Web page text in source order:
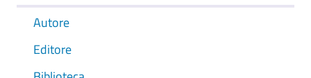
Autore
Editore